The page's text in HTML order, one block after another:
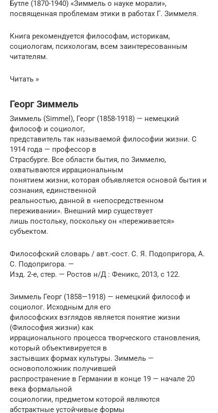
Бутле (1870-1940) «Зиммель о науке морали»,
посвященная проблемам этики в работах Г. Зиммеля.
Книга рекомендуется философам, историкам,
социологам, психологам, всем заинтересованным
читателям.
Читать »
Георг Зиммель
Зиммель (Simmel), Георг (1858-1918) — немецкий
философ и социолог,
представитель так называемой философии жизни. С
1914 года — профессор в
Страсбурге. Все области бытия, по 3иммелю,
охватываются иррациональным
понятием жизни, которая объявляется основой бытия и
сознания, единственной
реальностью, данной в «непосредственном
переживании». Внешний мир существует
лишь постольку, поскольку он «переживается»
субъектом.
Философский словарь / авт.-сост. С. Я. Подопригора, А.
С. Подопригора. —
Изд. 2-е, стер. — Ростов н/Д : Феникс, 2013, с 122.
Зиммель Георг (1858—1918) — немецкий философ и
социолог. Исходным для его
философских взглядов является понятие жизни
(Философия жизни) как
иррационального процесса творческого становления,
который объективируется в
застывших формах культуры. Зиммель —
основоположник получившей
распространение в Германии в конце 19 — начале 20
века формальной
социологии, предметом которой являются
абстрактные устойчивые формы